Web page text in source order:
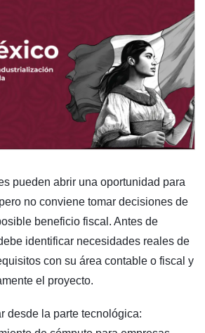
pueden abrir una oportunidad para
no conviene tomar decisiones de
beneficio fiscal. Antes de
identificar necesidades reales de
con su área contable o fiscal y
el proyecto.
desde la parte tecnológica: